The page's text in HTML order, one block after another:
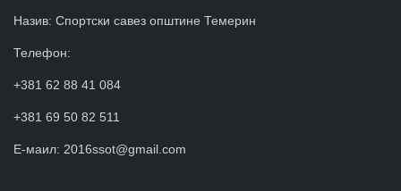
Назив: Спортски савез општине Темерин
Телефон:
+381 62 88 41 084
+381 69 50 82 511
Е-маил: 2016ssot@gmail.com